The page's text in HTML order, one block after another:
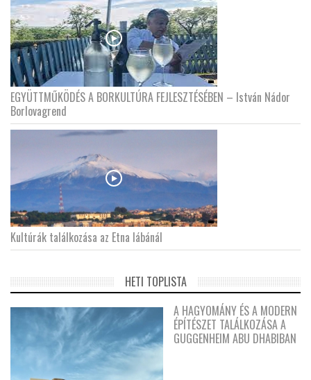
EGYÜTTMŰKÖDÉS A BORKULTÚRA FEJLESZTÉSÉBEN – István Nádor
Borlovagrend
Kultúrák találkozása az Etna lábánál
HETI TOPLISTA
A HAGYOMÁNY ÉS A MODERN
ÉPÍTÉSZET TALÁLKOZÁSA A
GUGGENHEIM ABU DHABIBAN